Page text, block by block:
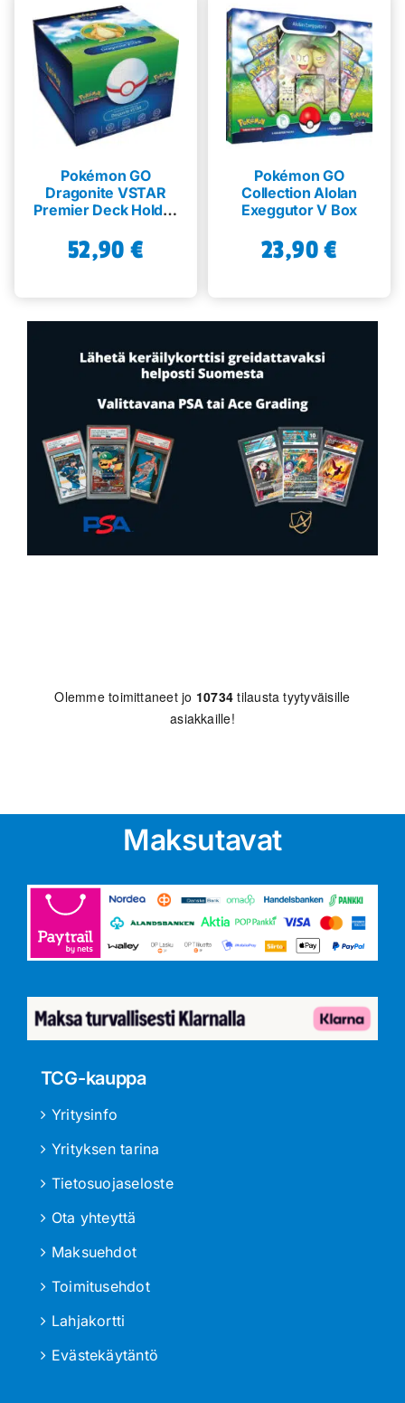
Pokémon GO
Dragonite VSTAR
Premier Deck Holder
52,90 €
Pokémon GO
Collection Alolan
Exeggutor V Box
23,90€
Olemme toimittaneet jo 10734 tilausta tyytyväisille
asiakkaille!
Maksutavat
TCG-kauppa
Yritysinfo
Yrityksen tarina
Tietosuojaseloste
Ota yhteyttä
Maksuehdot
Toimitusehdot
Lahjakortti
Evästekäytäntö